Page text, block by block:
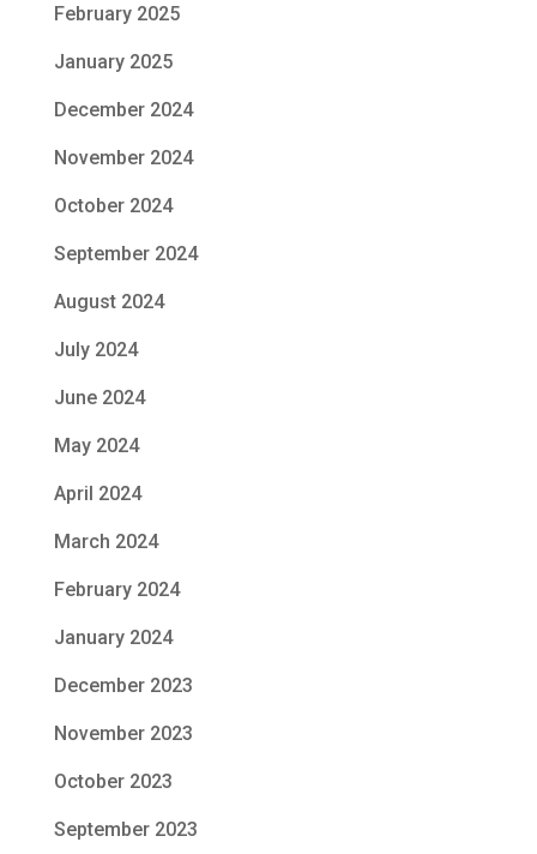
February 2025
January 2025
December 2024
November 2024
October 2024
September 2024
August 2024
July 2024
June 2024
May 2024
April 2024
March 2024
February 2024
January 2024
December 2023
November 2023
October 2023
September 2023